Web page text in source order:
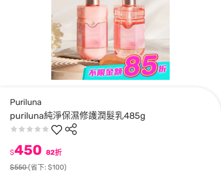
Puriluna
puriluna純淨保濕修護潤髮乳485g
$450 82折
$550(省下: $100)